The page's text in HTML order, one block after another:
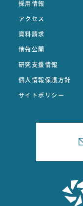
採用情報
アクセス
資料請求
情報公開
研究支援情報
個人情報保護方針
サイトポリシー